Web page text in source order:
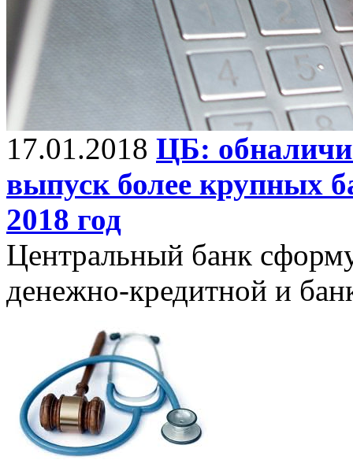
17.01.2018 ЦБ:
выпуск более крупных
2018 год
Центральный банк
денежно-кредитной и